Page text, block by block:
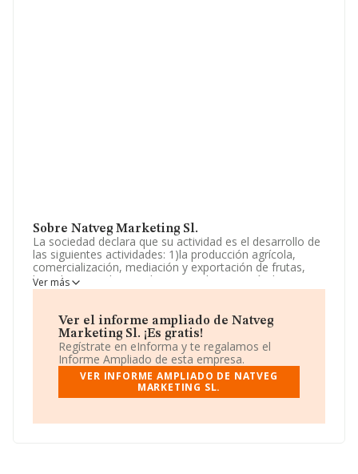
Sobre Natveg Marketing Sl.
La sociedad declara que su actividad es el desarrollo de
las siguientes actividades: 1)la producción agrícola,
comercialización, mediación y exportación de frutas,
hortalizas, verduras y demas productos agrícolas en
general. La sociedad está inscrita en el Registro
corresponde a 4631 con código 'Comercio al por mayor
de frutas y hortalizas'. La sociedad es exportadora.
Ha habido un descenso en cuanto al número de
empleados y según las cifras existentes en la base de
datos de INFORMA, el número de empleados ha estado
por encima de la media de sector.
Dentro del ranking de empresas elaborado por
Ver más
Ver el informe ampliado de Natveg
Marketing Sl. ¡Es gratis!
Regístrate en eInforma y te regalamos el
Informe Ampliado de esta empresa.
VER INFORME AMPLIADO DE NATVEG
MARKETING SL.